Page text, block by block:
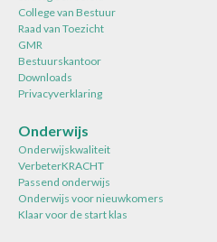
College van Bestuur
Raad van Toezicht
GMR
Bestuurskantoor
Downloads
Privacyverklaring
Onderwijs
Onderwijskwaliteit
VerbeterKRACHT
Passend onderwijs
Onderwijs voor nieuwkomers
Klaar voor de start klas